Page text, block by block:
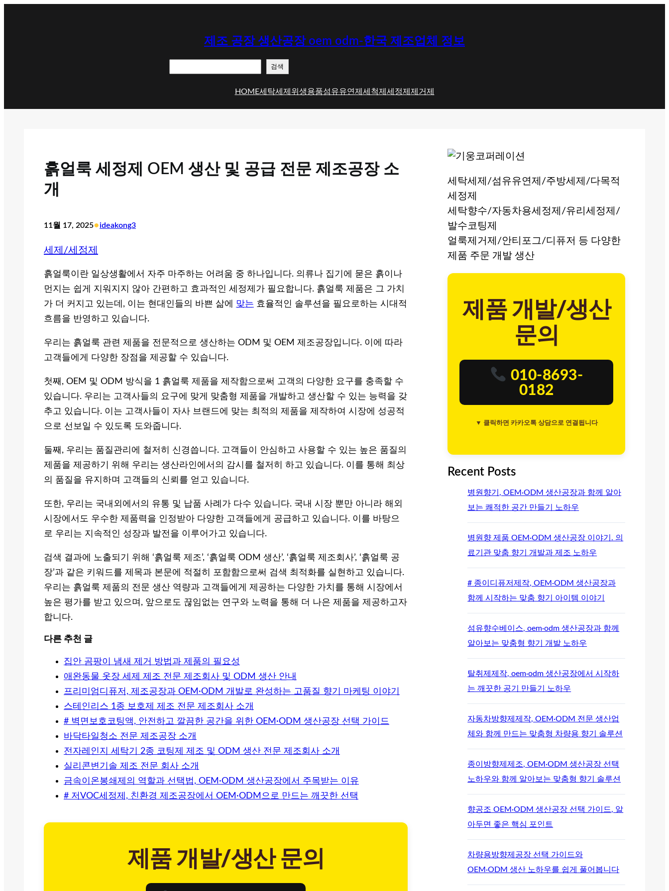
제조 공장 생산공장 oem odm-한국 제조업체 정보
검색
HOME세탁세제 위생용품섬유유연제 세척제 세정제 제거제
흙얼룩 세정제 OEM 생산 및 공급 전문 제조공장 소
개
11월 17, 2025•ideakong3
세제/세정제
흙얼룩이란 일상생활에서 자주 마주하는 어려움 중 하나입니다. 의류나 집기에 묻은 흙이나
먼지는 쉽게 지워지지 않아 간편하고 효과적인 세정제가 필요합니다. 흙얼룩 제품은 그 가치
가 더 커지고 있는데, 이는 현대인들의 바쁜 삶에
맞는 효율적인 솔루션을 필요로하는 시대적
흐름을 반영하고 있습니다.
우리는 흙얼룩 관련 제품을 전문적으로 생산하는 ODM 및 OEM 제조공장입니다. 이에 따라
고객들에게 다양한 장점을 제공할 수 있습니다.
첫째, OEM 및 ODM 방식을 1 흙얼룩 제품을 제작함으로써 고객의 다양한 요구를 충족할 수
있습니다. 우리는 고객사들의 요구에 맞게 맞춤형 제품을 개발하고 생산할 수 있는 능력을 갖
추고 있습니다. 이는 고객사들이 자사 브랜드에 맞는 최적의 제품을 제작하여 시장에 성공적
으로 선보일 수 있도록 도와줍니다.
둘째, 우리는 품질관리에 철저히 신경씁니다. 고객들이 안심하고 사용할 수 있는 높은 품질의
제품을 제공하기 위해 우리는 생산라인에서의 감시를 철저히 하고 있습니다. 이를 통해 최상
의 품질을 유지하며 고객들의 신뢰를 얻고 있습니다.
또한, 우리는 국내외에서의 유통 및 납품 사례가 다수 있습니다. 국내 시장 뿐만 아니라 해외
시장에서도 우수한 제품력을 인정받아 다양한 고객들에게 공급하고 있습니다. 이를 바탕으
로 우리는 지속적인 성장과 발전을 이루어가고 있습니다.
검색 결과에 노출되기 위해 ‘흙얼룩 제조’, ‘흙얼룩 ODM 생산’, ‘흙얼룩 제조회사’, ‘흙얼룩 공
장’과 같은 키워드를 제목과 본문에 적절히 포함함으로써 검색 최적화를 실현하고 있습니다.
우리는 흙얼룩 제품의 전문 생산 역량과 고객들에게 제공하는 다양한 가치를 통해 시장에서
높은 평가를 받고 있으며, 앞으로도 끊임없는 연구와 노력을 통해 더 나은 제품을 제공하고자
합니다.
다른 추천 글
집안 곰팡이 냄새 제거 방법과 제품의 필요성
애완동물 옷장 세제 제조 전문 제조회사 및 ODM 생산 안내
프리미엄디퓨저, 제조공장과 OEM·ODM 개발로 완성하는 고품질 향기 마케팅 이야기
스테인리스 1종 보호제 제조 전문 제조회사 소개
# 벽면보호코팅액, 안전하고 깔끔한 공간을 위한 OEM·ODM 생산공장 선택 가이드
바닥타일청소 전문 제조공장 소개
전자레인지 세탁기 2종 코팅제 제조 및 ODM 생산 전문 제조회사 소개
실리콘변기솔 제조 전문 회사 소개
금속이온봉쇄제의 역할과 선택법, OEM·ODM 생산공장에서 주목받는 이유
# 저VOC세정제, 친환경 제조공장에서 OEM·ODM으로 만드는 깨끗한 선택
제품 개발/생산 문의
세탁세제/섬유유연제/주방세제/다목적
세정제
세탁향수/자동차용세정제/유리세정제/
발수코팅제
얼룩제거제/안티포그/디퓨저 등 다양한
제품 주문 개발 생산
제품 개발/생산
문의
010-8693-
0182
▼ 클릭하면 카카오톡 상담으로 연결됩니다
Recent Posts
병원향기, OEM·ODM 생산공장과 함께 알아
보는 쾌적한 공간 만들기 노하우
병원향 제품 OEM·ODM 생산공장 이야기. 의
료기관 맞춤 향기 개발과 제조 노하우
# 종이디퓨저제작, OEM·ODM 생산공장과
함께 시작하는 맞춤 향기 아이템 이야기
섬유향수베이스, oem·odm 생산공장과 함께
알아보는 맞춤형 향기 개발 노하우
탈취제제작, oem·odm 생산공장에서 시작하
는 깨끗한 공기 만들기 노하우
자동차방향제제작, OEM·ODM 전문 생산업
체와 함께 만드는 맞춤형 차량용 향기 솔루션
종이방향제제조, OEM·ODM 생산공장 선택
노하우와 함께 알아보는 맞춤형 향기 솔루션
향공조 OEM·ODM 생산공장 선택 가이드, 알
아두면 좋은 핵심 포인트
차량용방향제공장 선택 가이드와
OEM·ODM 생산 노하우를 쉽게 풀어봅니다